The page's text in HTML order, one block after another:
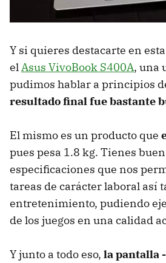
Y si quieres destacarte en
elAsus VivoBook S400A, una
pudimos hablar a principios
resultado final fue bastante
El mismo es un producto que
pues pesa 1.8 kg. Tienes
especificaciones que nos
tareas de carácter laboral así
entretenimiento, pudiendo
de los juegos en una calidad
Y junto a todo eso, la pantalla